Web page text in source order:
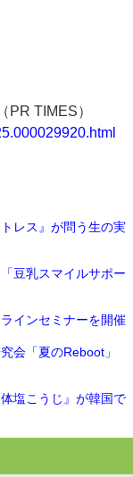
PR TIMES）
レス』が問う生の実
豆乳スマイルサポー
インセミナーを開催
会「夏のReboot」
塩こうじ』が韓国で